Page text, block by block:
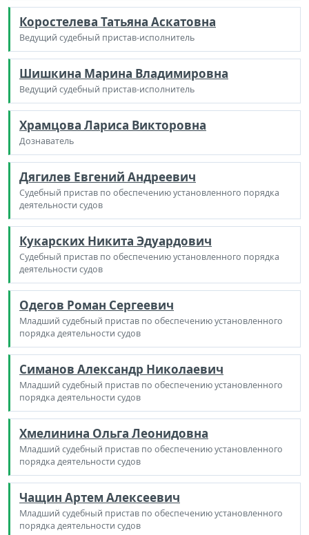
Коростелева Татьяна Аскатовна
Ведущий судебный пристав-исполнитель
Шишкина Марина Владимировна
Ведущий судебный пристав-исполнитель
Храмцова Лариса Викторовна
Дознаватель
Дягилев Евгений Андреевич
Судебный пристав по обеспечению установленного порядка
деятельности судов
Кукарских Никита Эдуардович
Судебный пристав по обеспечению установленного порядка
деятельности судов
Одегов Роман Сергеевич
Младший судебный пристав по обеспечению установленного
порядка деятельности судов
Симанов Александр Николаевич
Младший судебный пристав по обеспечению установленного
порядка деятельности судов
Хмелинина Ольга Леонидовна
Младший судебный пристав по обеспечению установленного
порядка деятельности судов
Чащин Артем Алексеевич
Младший судебный пристав по обеспечению установленного
порядка деятельности судов